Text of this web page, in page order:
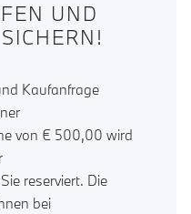
UND
Kaufanfrage
von € 500,00 wird
reserviert. Die
bei